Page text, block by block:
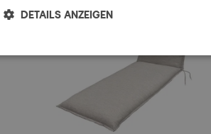
DETAILS ANZEIGEN